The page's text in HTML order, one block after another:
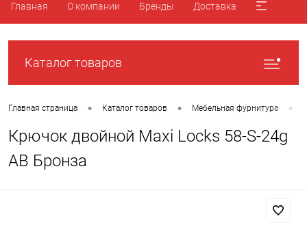
Главная О компании Бренды Доставка
Каталог товаров
Главная страница • Каталог товаров • Мебельная фурнитура •
Крючок двойной Maxi Locks 58-S-24g
AB Бронза